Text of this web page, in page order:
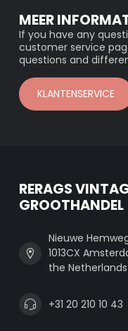
MEER
If you have any
customer service
questions and
KLANTENSERVICE
RERAGS
GROOTHANDEL
Nieuwe
1013CX
the Netherlands
+31 20 210 10 43